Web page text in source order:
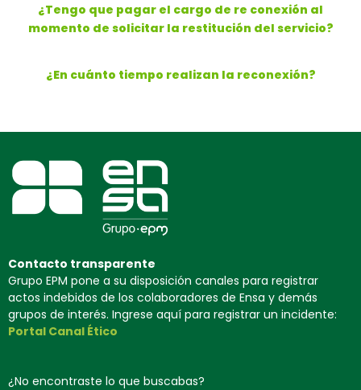
¿Tengo que pagar el cargo de re conexión al
momento de solicitar la restitución del servicio?
¿En cuánto tiempo realizan la reconexión?
Contacto transparente
Grupo EPM pone a su disposición canales para registrar
actos indebidos de los colaboradores de Ensa y demás
grupos de interés. Ingrese aquí para registrar un incidente:
Portal Canal Ético
¿No encontraste lo que buscabas?